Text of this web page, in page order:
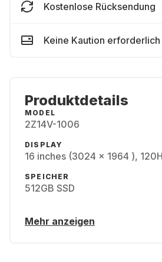
Kostenlose Rücksendung
Keine Kaution erforderlich
Produktdetails
MODEL
2Z14V-1006
DISPLAY
16 inches (3024 x 1964 ),
SPEICHER
512GB SSD
Mehr anzeigen